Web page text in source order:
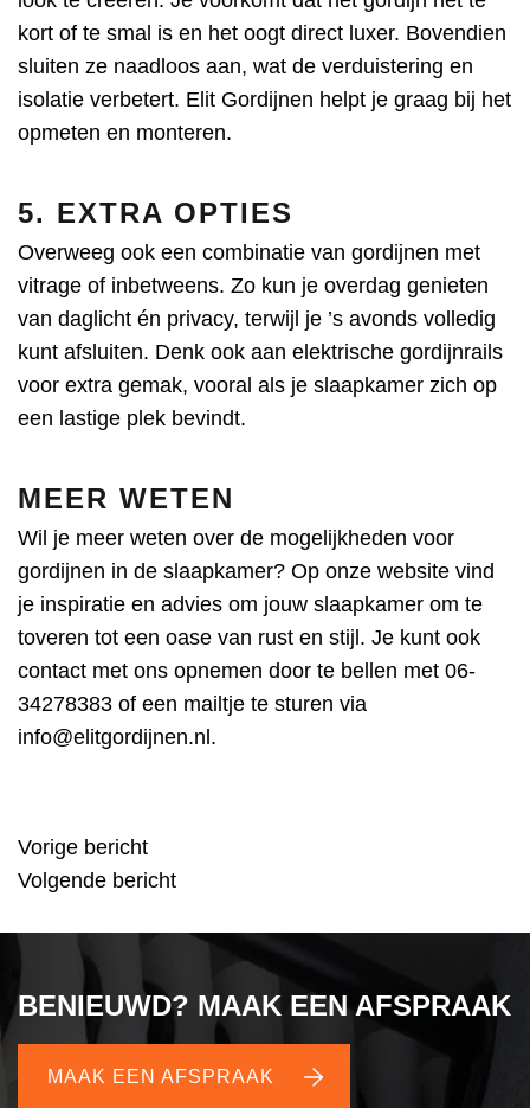
kort of te smal is en het oogt direct luxer. Bovendien
sluiten ze naadloos aan, wat de verduistering en
isolatie verbetert. Elit Gordijnen helpt je graag bij het
opmeten en monteren.
5. EXTRA OPTIES
Overweeg ook een combinatie van gordijnen met
vitrage of inbetweens. Zo kun je overdag genieten
van daglicht én privacy, terwijl je ’s avonds volledig
kunt afsluiten. Denk ook aan elektrische gordijnrails
voor extra gemak, vooral als je slaapkamer zich op
een lastige plek bevindt.
MEER WETEN
Wil je meer weten over de mogelijkheden voor
gordijnen in de slaapkamer? Op onze website vind
je inspiratie en advies om jouw slaapkamer om te
toveren tot een oase van rust en stijl. Je kunt ook
contact met ons opnemen door te bellen met 06-
34278383 of een mailtje te sturen via
info@elitgordijnen.nl.
BERICHT
NAVIGATIE
Vorige bericht
Volgende bericht
BENIEUWD? MAAK EEN AFSPRAAK
MAAK EEN AFSPRAAK